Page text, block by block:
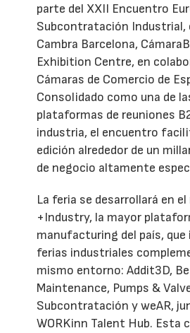
parte del XXII Encuentro
Subcontratación Industrial,
Cambra Barcelona,
Exhibition Centre, en
Cámaras de Comercio de
Consolidado como una de
plataformas de reuniones
industria, el encuentro
edición alrededor de un
de negocio altamente
La feria se desarrollará en
+Industry, la mayor
manufacturing del país,
ferias industriales
mismo entorno: Addit3D,
Maintenance, Pumps &
Subcontratación y weAR,
WORKinn Talent Hub. Esta